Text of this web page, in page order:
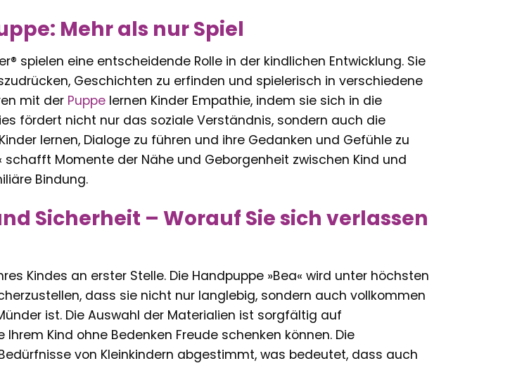
Mehr als nur Spiel
spielen eine entscheidende Rolle in der kindlichen Entwicklung. Sie
Geschichten zu erfinden und spielerisch in verschiedene
mit der Puppelernen Kinder Empathie, indem sie sich in die
fördert nicht nur das soziale Verständnis, sondern auch die
lernen, Dialoge zu führen und ihre Gedanken und Gefühle zu
schafft Momente der Nähe und Geborgenheit zwischen Kind und
Bindung.
Sicherheit – Worauf Sie sich verlassen
Kindes an erster Stelle. Die Handpuppe »Bea« wird unter höchsten
dass sie nicht nur langlebig, sondern auch vollkommen
ist. Die Auswahl der Materialien ist sorgfältig auf
Kind ohne Bedenken Freude schenken können. Die
von Kleinkindern abgestimmt, was bedeutet, dass auch